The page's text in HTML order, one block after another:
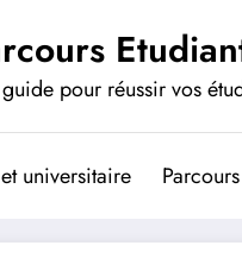
pour réussir vos
universitaire